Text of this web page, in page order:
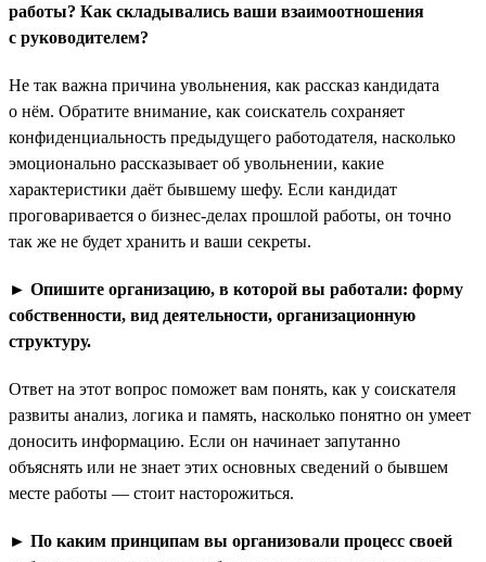
работы? Как складывались ваши взаимоотношения
с руководителем?
Не так важна причина увольнения, как рассказ кандидата
о нём. Обратите внимание, как соискатель сохраняет
конфиденциальность предыдущего работодателя, насколько
эмоционально рассказывает об увольнении, какие
характеристики даёт бывшему шефу. Если кандидат
проговаривается о бизнес-делах прошлой работы, он точно
так же не будет хранить и ваши секреты.
► Опишите организацию, в которой вы работали: форму
собственности, вид деятельности, организационную
структуру.
Ответ на этот вопрос поможет вам понять, как у соискателя
развиты анализ, логика и память, насколько понятно он умеет
доносить информацию. Если он начинает запутанно
объяснять или не знает этих основных сведений о бывшем
месте работы — стоит насторожиться.
► По каким принципам вы организовали процесс своей